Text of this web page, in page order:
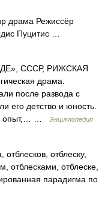
драма Режиссёр
Пуцитис …
СССР, РИЖСКАЯ
драма.
после развода с
его детство и юность.
опыт,… …
Энциклопедия
отблеску,
отблесками, отблеске,
парадигма по